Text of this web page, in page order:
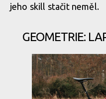
jeho skill stačit neměl.